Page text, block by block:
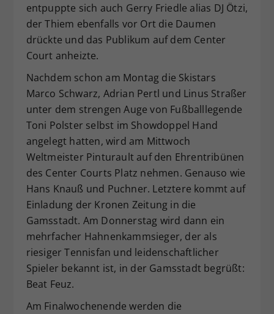
entpuppte sich auch Gerry Friedle alias DJ Ötzi,
der Thiem ebenfalls vor Ort die Daumen
drückte und das Publikum auf dem Center
Court anheizte.
Nachdem schon am Montag die Skistars
Marco Schwarz, Adrian Pertl und Linus Straßer
unter dem strengen Auge von Fußballlegende
Toni Polster selbst im Showdoppel Hand
angelegt hatten, wird am Mittwoch
Weltmeister Pinturault auf den Ehrentribünen
des Center Courts Platz nehmen. Genauso wie
Hans Knauß und Puchner. Letztere kommt auf
Einladung der Kronen Zeitung in die
Gamsstadt. Am Donnerstag wird dann ein
mehrfacher Hahnenkammsieger, der als
riesiger Tennisfan und leidenschaftlicher
Spieler bekannt ist, in der Gamsstadt begrüßt:
Beat Feuz.
Am Finalwochenende werden die